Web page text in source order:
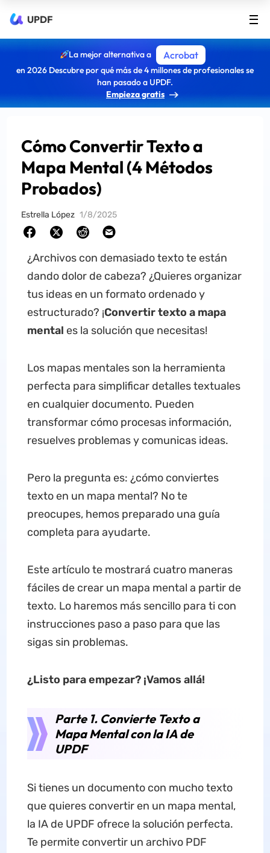
UPDF
La mejor alternativa a Acrobat
en 2026 Descubre por qué más de 4 millones de profesionales se
han pasado a UPDF.
Empieza gratis
Cómo Convertir Texto a
Mapa Mental (4 Métodos
Probados)
Estrella López 1/8/2025
¿Archivos con demasiado texto te están
dando dolor de cabeza? ¿Quieres organizar
tus ideas en un formato ordenado y
estructurado? ¡Convertir texto a mapa
mental es la solución que necesitas!
Los mapas mentales son la herramienta
perfecta para simplificar detalles textuales
en cualquier documento. Pueden
transformar cómo procesas información,
resuelves problemas y comunicas ideas.
Pero la pregunta es: ¿cómo conviertes
texto en un mapa mental? No te
preocupes, hemos preparado una guía
completa para ayudarte.
Este artículo te mostrará cuatro maneras
fáciles de crear un mapa mental a partir de
texto. Lo haremos más sencillo para ti con
instrucciones paso a paso para que las
sigas sin problemas.
¿Listo para empezar? ¡Vamos allá!
Parte 1. Convierte Texto a
Mapa Mental con la IA de
UPDF
Si tienes un documento con mucho texto
que quieres convertir en un mapa mental,
la IA de UPDF ofrece la solución perfecta.
Te permite convertir un archivo PDF